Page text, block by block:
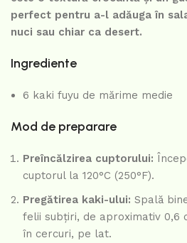
perfect pentru a-l adăuga în
nuci sau chiar ca desert.
Ingrediente
6 kaki fuyu de mărime medie
Mod de preparare
Preîncălzirea cuptorului:
cuptorul la 120°C (250°F).
Pregătirea kaki-ului: Spală
felii subțiri, de aproximativ 0,6
în cercuri, pe lat.